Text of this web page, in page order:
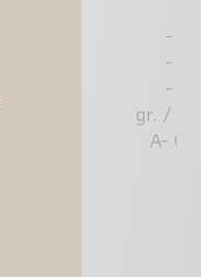
-
-
-
gr. / km
A- G